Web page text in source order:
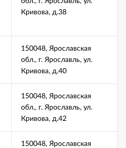
Кривова, д.38
150048, Ярославская
обл., г. Ярославль, ул.
Кривова, д.40
150048, Ярославская
обл., г. Ярославль, ул.
Кривова, д.42
150048, Ярославская